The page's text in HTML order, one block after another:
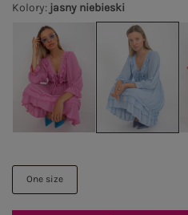
Kolory: jasny niebieski
One size